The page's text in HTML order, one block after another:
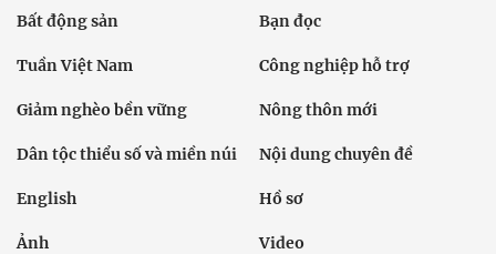
Bất động sản Bạn đọc
Tuần Việt Nam Công nghiệp hỗ trợ
Giảm nghèo bền vững Nông thôn mới
Dân tộc thiểu số và miền núi Nội dung chuyên đề
English Hồ sơ
Ảnh Video